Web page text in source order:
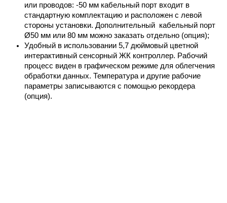
или проводов: -50 мм кабельный порт входит в
стандартную комплектацию и расположен с левой
стороны установки. Дополнительный  кабельный порт
Ø50 мм или 80 мм можно заказать отдельно (опция);
Удобный в использовании 5,7 дюймовый цветной
интерактивный сенсорный ЖК контроллер. Рабочий
процесс виден в графическом режиме для облегчения
обработки данных. Температура и другие рабочие
параметры записываются с помощью рекордера
(опция).